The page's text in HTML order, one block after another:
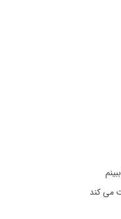
می کند